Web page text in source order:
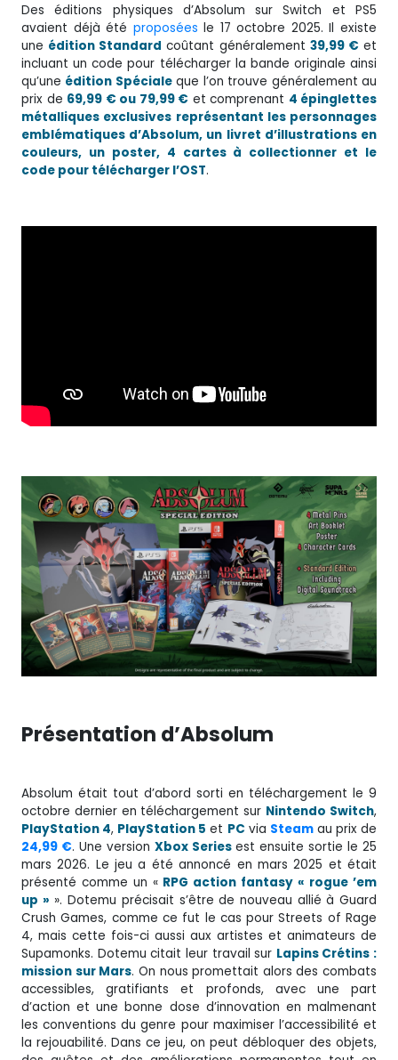
Des éditions physiques d’Absolum sur Switch et PS5
avaient déjà été proposées le 17 octobre 2025. Il existe
une édition Standard coûtant généralement 39,99 €et
incluant un code pour télécharger la bande originale ainsi
qu’une édition Spécialeque l’on trouve généralement au
prix de 69,99 € ou 79,99 € et comprenant 4 épinglettes
métalliques exclusives représentant les personnages
emblématiques d’Absolum, un livret d’illustrations en
couleurs, un poster, 4 cartes à collectionner et le
code pour télécharger l’OST.
Présentation d’Absolum
Absolum était tout d’abord sorti en téléchargement le 9
octobre dernier en téléchargement sur Nintendo Switch,
PlayStation 4, PlayStation 5 et PCvia Steamau prix de
24,99 €. Une version Xbox Seriesest ensuite sortie le 25
mars 2026. Le jeu a été annoncé en mars 2025 et était
présenté comme un « RPG action fantasy « rogue ’em
up » ». Dotemu précisait s’être de nouveau allié à Guard
Crush Games, comme ce fut le cas pour Streets of Rage
4, mais cette fois-ci aussi aux artistes et animateurs de
Supamonks. Dotemu citait leur travail sur Lapins Crétins :
mission sur Mars. On nous promettait alors des combats
accessibles, gratifiants et profonds, avec une part
d’action et une bonne dose d’innovation en malmenant
les conventions du genre pour maximiser l’accessibilité et
la rejouabilité. Dans ce jeu, on peut débloquer des objets,